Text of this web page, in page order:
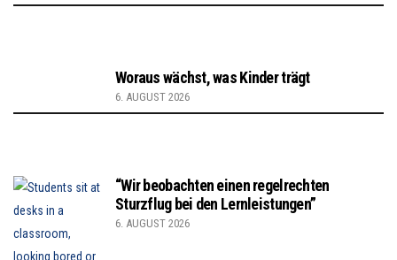
Woraus wächst, was Kinder trägt
6. AUGUST 2026
“Wir beobachten einen regelrechten
Sturzflug bei den Lernleistungen”
6. AUGUST 2026